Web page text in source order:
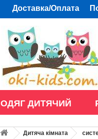
Доставка/Оплата
ОДЯГ ДИТЯЧИЙ
Дитяча кімната